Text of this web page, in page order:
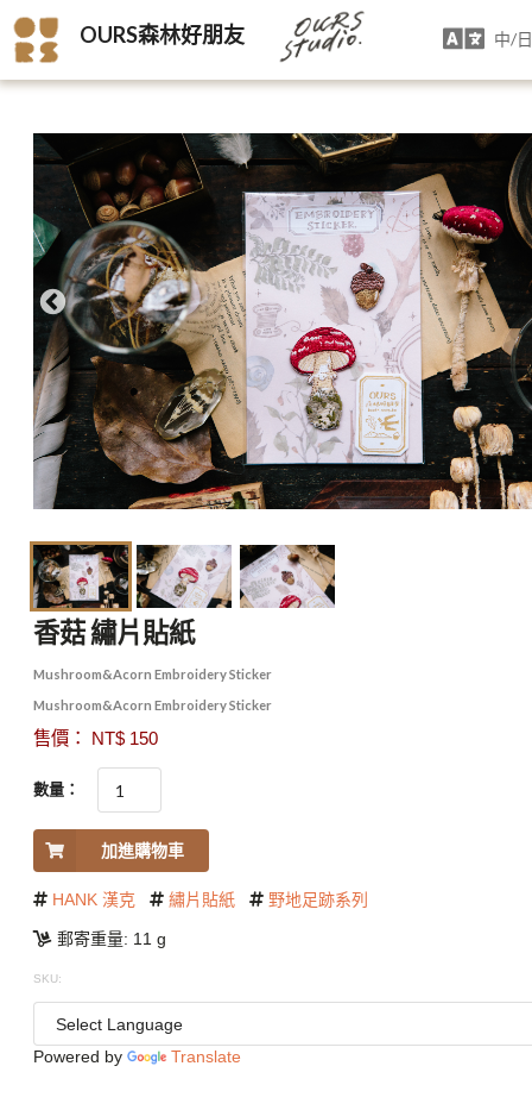
OURS森林好朋友 中/
香菇 繡片貼紙
Mushroom&Acorn Embroidery Sticker
Mushroom&Acorn Embroidery Sticker
售價： NT$ 150
數量：
加進購物車
HANK 漢克 繡片貼紙 野地足跡系列
郵寄重量: 11 g
SKU:
Powered by Translate